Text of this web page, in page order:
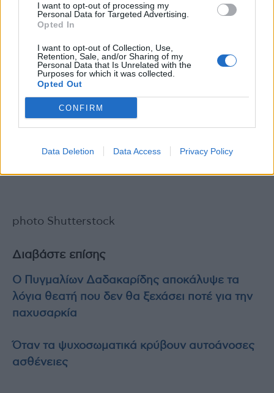
I want to opt-out of processing my
Personal Data for Targeted Advertising.
Opted In
I want to opt-out of Collection, Use,
Retention, Sale, and/or Sharing of my
Personal Data that Is Unrelated with the
Purposes for which it was collected.
Opted Out
CONFIRM
Data Deletion Data Access Privacy Policy
Photo 1: Ευριπίδης Γουργουλίδης – Senior Communication & Public Affairs
Manager της Novo Nordisk Hellas, Άννα Σταθάκη – Σύντροφος Δημήτρη
Photo 2: Εργαζόμενοι της Novo Nordisk Hellas κατά τη διάρκεια του event
παρακολουθούν την τοποθέτηση του Γιάννη Ζουγανέλη
Photo 4: Ολύμπιος Παπαδημητρίου – Γενικός Διευθυντής της Novo Nordisk
photo Shutterstock
Διαβάστε επίσης
Ο Πυγμαλίων Δαδακαρίδης αποκάλυψε τα
λόγια θεατή που δεν θα ξεχάσει ποτέ για την
παχυσαρκία
Όταν τα ψυχοσωματικά κρύβουν αυτοάνοσες
ασθένειες